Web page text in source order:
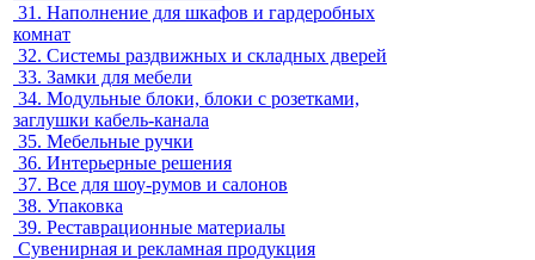
31. Наполнение для шкафов и гардеробных
комнат
32. Системы раздвижных и складных дверей
33. Замки для мебели
34. Модульные блоки, блоки с розетками,
заглушки кабель-канала
35. Мебельные ручки
36. Интерьерные решения
37. Все для шоу-румов и салонов
38. Упаковка
39. Реставрационные материалы
Сувенирная и рекламная продукция